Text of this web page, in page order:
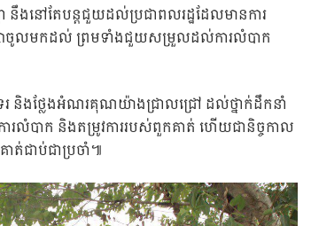
នឹងនៅតែបន្តជួយដល់ប្រជាពលរដ្ឋដែលមានការ
សាចូលមកដល់ ព្រមទាំងជួយសម្រួលដល់ការលំបាក
រ និងថ្លែងអំណរគុណយ៉ាងជ្រាលជ្រៅ ដល់ថ្នាក់ដឹកនាំ
រលំបាក និងតម្រូវការរបស់ពួកគាត់ ហើយជានិច្ចកាល
ត់ជាប់ជាប្រចាំ៕